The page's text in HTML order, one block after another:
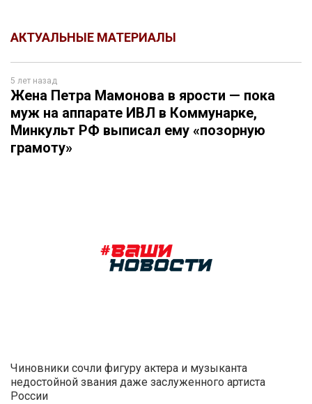
АКТУАЛЬНЫЕ МАТЕРИАЛЫ
5 лет назад
Жена Петра Мамонова в ярости — пока
муж на аппарате ИВЛ в Коммунарке,
Минкульт РФ выписал ему «позорную
грамоту»
Чиновники сочли фигуру актера и музыканта
недостойной звания даже заслуженного артиста
России